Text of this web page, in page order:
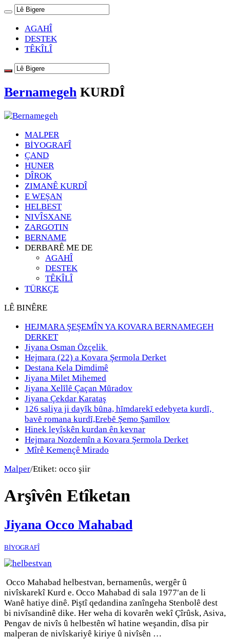
AGAHÎ
DESTEK
TÊKÎLÎ
Bernamegeh KURDÎ
MALPER
BİYOGRAFÎ
ÇAND
HUNER
DÎROK
ZIMANÊ KURDÎ
E WEŞAN
HELBEST
NIVÎSXANE
ZARGOTIN
BERNAME
DERBARÊ ME DE
AGAHÎ
DESTEK
TÊKÎLÎ
TÜRKÇE
LÊ BINÊRE
HEJMARA ŞEŞEMÎN YA KOVARA BERNAMEGEH
DERKET
Jiyana Osman Özçelik
Hejmara (22) a Kovara Şermola Derket
Destana Kela Dimdimê
Jiyana Milet Mihemed
Jiyana Xelȋlȇ Çaçan Mȗradov
Jiyana Çekdar Karataş
126 saliya ji dayȋk bȗna, hȋmdarekȋ edebyeta kurdȋ,
bavȇ romana kurdȋ,Erebȇ Şemo Şamȋlov
Hinek leyîskên kurdan ên kevnar
Hejmara Nozdemîn a Kovara Şermola Derket
Mîrê Kemençê Mirado
Malper/Etiket: occo şiir
Arşîvên Etîketan
Jiyana Occo Mahabad
BİYOGRAFÎ
Occo Mahabad helbestvan, bernamenûs, wergêr û
nivîskarekî Kurd e. Occo Mahabad di sala 1977′an de li
Wanê hatiye dinê. Piştî qedandina zanîngeha Stenbolê dest
bi nivîsandinê dike. Her weha di kovarên wekî Çîrûsk, Asiva,
Pengav de nivîs û helbestên wî hatine weşandin, dîsa pir
malperan de nivîskariyê kiriye û nivîsên …